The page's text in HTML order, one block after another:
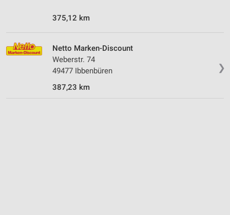
375,12 km
❯
Netto Marken-Discount
Weberstr. 74
49477 Ibbenbüren
387,23 km